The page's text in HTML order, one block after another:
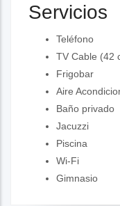
Servicios
Teléfono
TV Cable (42
Frigobar
Aire
Baño privado
Jacuzzi
Piscina
Wi-Fi
Gimnasio